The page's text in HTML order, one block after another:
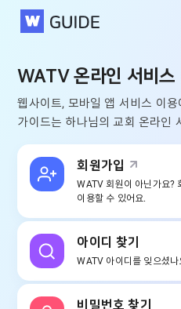
WATV
WATV 온라인 서비스
웹사이트, 모바일 앱 서비스 이
가이드는 하나님의 교회 온라인
회원가입
WATV 회원이 아닌가요?
이용할 수 있어요.
아이디 찾기
WATV 아이디를 잊으셨나
비밀번호 찾기